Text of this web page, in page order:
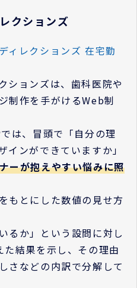
クションズ
ィレクションズ 在宅勤
ションズは、歯科医院や
制作を手がけるWeb制
は、冒頭で「自分の理
インができていますか」
ーが抱えやすい悩みに照
もとにした数値の見せ方
るか」という設問に対し
結果を示し、その理由
さなどの内訳で分解して